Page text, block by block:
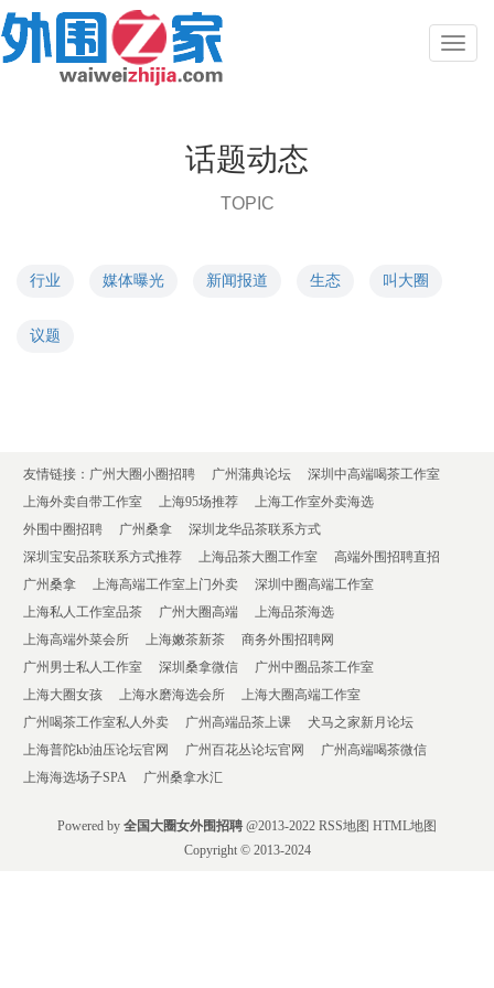
Toggle
话题动态
TOPIC
行业 媒体曝光 新闻报道 生态 叫大圈
议题
友情链接： 广州大圈小圈招聘 广州蒲典论坛
深圳中高端喝茶工作室
上海外卖自带工作室
上海95场推荐
上海工作室外卖海选
外围中圈招聘
广州桑拿
深圳龙华品茶联系方式
深圳宝安品茶联系方式推荐
上海品茶大圈工作室
高端外围招聘直招
广州桑拿
上海高端工作室上门外卖
深圳中圈高端工作室
上海私人工作室品茶
广州大圈高端
上海品茶海选
上海高端外菜会所
上海嫩茶新茶
商务外围招聘网
广州男士私人工作室
深圳桑拿微信
广州中圈品茶工作室
上海大圈女孩
上海水磨海选会所
上海大圈高端工作室
广州喝茶工作室私人外卖
广州高端品茶上课
犬马之家新月论坛
上海普陀kb油压论坛官网
广州百花丛论坛官网
广州高端喝茶微信
上海海选场子SPA
广州桑拿水汇
Powered by 全国大圈女外围招聘 @2013-2022 RSS地图 HTML地图
Copyright © 2013-2024